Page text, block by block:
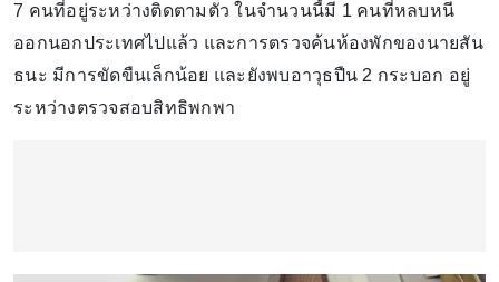
7 คนที่อยู่ระหว่างติดตามตัว ในจำนวนนี้มี 1 คนที่หลบหนี
ออกนอกประเทศไปแล้ว และการตรวจค้นห้องพักของนายสัน
ธนะ มีการขัดขืนเล็กน้อย และยังพบอาวุธปืน 2 กระบอก อยู่
ระหว่างตรวจสอบสิทธิพกพา